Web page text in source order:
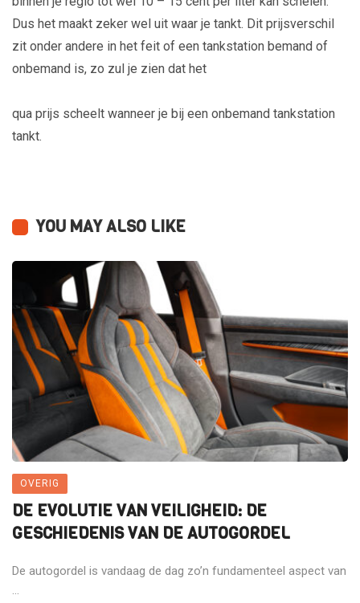
Dus het maakt zeker wel uit waar je tankt. Dit prijsverschil
zit onder andere in het feit of een tankstation bemand of
onbemand is, zo zul je zien dat het
qua prijs scheelt wanneer je bij een onbemand tankstation
tankt.
YOU MAY ALSO LIKE
OVERIG
DE EVOLUTIE VAN VEILIGHEID: DE
GESCHIEDENIS VAN DE AUTOGORDEL
De autogordel is vandaag de dag zo’n fundamenteel aspect van
...